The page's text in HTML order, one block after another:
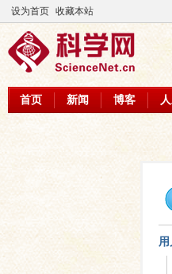
设为首页 收藏本站
首页 新闻 博客